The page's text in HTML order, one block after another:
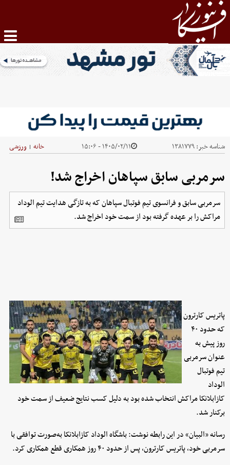
شناسه خبر:۱۳۸۱۷۷۹ ۱۴۰۵/۰۲/۱۱ - ۱۵:۰۶ خانه | ورزشی
سرمربی سابق سپاهان اخراج شد!
سرمربی سابق و فرانسوی تیم فوتبال سپاهان که به تازگی هدایت تیم الوداد
مراکش را بر عهده گرفته بود از سمت خود اخراج شد.
پاتریس کارترون
که حدود ۴۰
روز پیش به
عنوان سرمربی
تیم فوتبال
الوداد
کازابلانکا مراکش انتخاب شده بود به دلیل کسب نتایج ضعیف از سمت خود
برکنار شد.
رسانه «البیان» در این رابطه نوشت: باشگاه الوداد کازابلانکا به‌صورت توافقی با
سرمربی خود، پاتریس کارترون، پس از حدود ۴۰ روز همکاری قطع همکاری کرد.